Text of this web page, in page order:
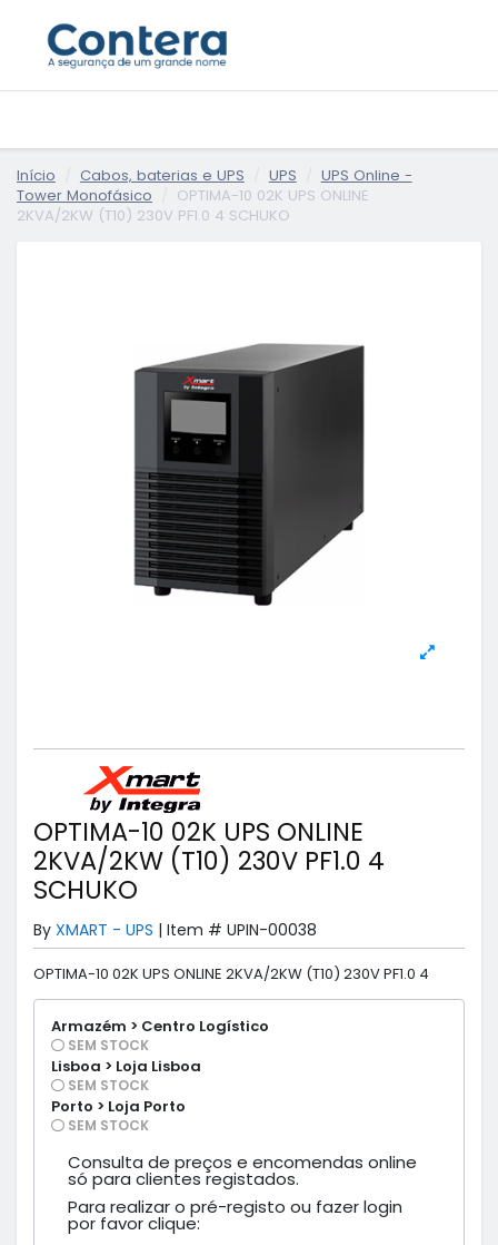
Início Cabos, baterias e UPS UPS
UPS Online -
Tower Monofásico
OPTIMA-10 02K UPS ONLINE
2KVA/2KW (T10) 230V PF1.0 4 SCHUKO
OPTIMA-10 02K UPS ONLINE
2KVA/2KW (T10) 230V PF1.0 4
SCHUKO
By XMART - UPS | Item # UPIN-00038
OPTIMA-10 02K UPS ONLINE 2KVA/2KW (T10) 230V PF1.0 4
Armazém > Centro Logístico
SEM STOCK
Lisboa > Loja Lisboa
SEM STOCK
Porto > Loja Porto
SEM STOCK
Consulta de preços e encomendas online
só para clientes registados.
Para realizar o pré-registo ou fazer login
por favor clique: